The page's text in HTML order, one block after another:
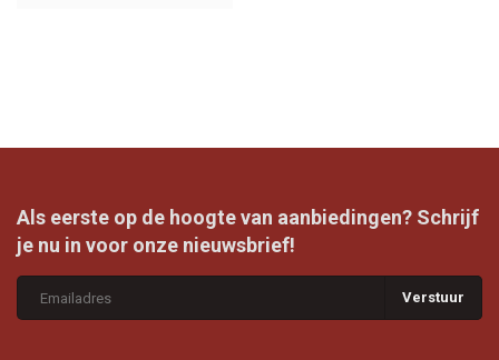
Als eerste op de hoogte van aanbiedingen? Schrijf
je nu in voor onze nieuwsbrief!
Verstuur